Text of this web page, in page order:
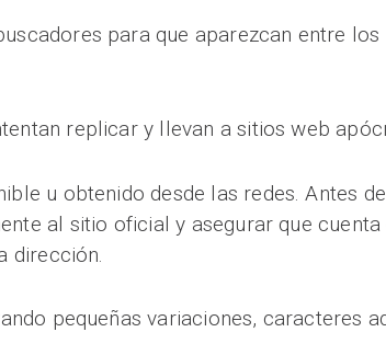
para que aparezcan entre
replicar y llevan a sitios web
u obtenido desde las redes. Antes
al sitio oficial y asegurar que
dirección.
pequeñas variaciones, caracteres